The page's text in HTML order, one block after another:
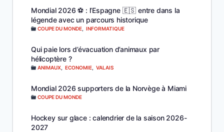
Mondial 2026 ⚽️ : l’Espagne 🇪🇸 entre dans la
légende avec un parcours historique
COUPE DU MONDE INFORMATIQUE
Qui paie lors d’évacuation d’animaux par
hélicoptère ?
ANIMAUX ECONOMIE VALAIS
Mondial 2026 supporters de la Norvège à Miami
COUPE DU MONDE
Hockey sur glace : calendrier de la saison 2026-
2027